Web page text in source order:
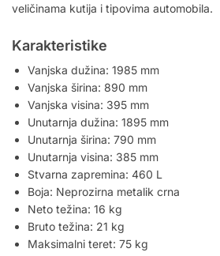
veličinama kutija i tipovima automobila.
Karakteristike
Vanjska dužina: 1985 mm
Vanjska širina: 890 mm
Vanjska visina: 395 mm
Unutarnja dužina: 1895 mm
Unutarnja širina: 790 mm
Unutarnja visina: 385 mm
Stvarna zapremina: 460 L
Boja: Neprozirna metalik crna
Neto težina: 16 kg
Bruto težina: 21 kg
Maksimalni teret: 75 kg